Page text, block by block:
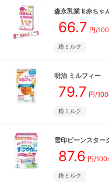
森永乳業 E赤ちゃ
66.7 円/
粉ミルク
明治 ミルフィー
79.7 円/
粉ミルク
雪印ビーンスター
87.6 円/
粉ミルク